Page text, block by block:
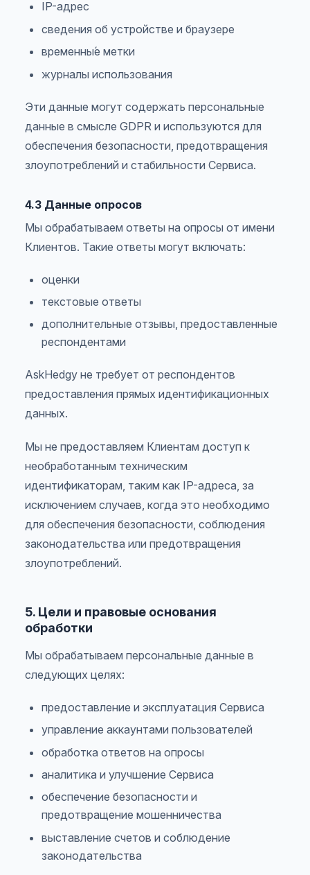
IP-адрес
сведения об устройстве и браузере
временны́е метки
журналы использования
Эти данные могут содержать персональные
данные в смысле GDPR и используются для
обеспечения безопасности, предотвращения
злоупотреблений и стабильности Сервиса.
4.3 Данные опросов
Мы обрабатываем ответы на опросы от имени
Клиентов. Такие ответы могут включать:
оценки
текстовые ответы
дополнительные отзывы, предоставленные
респондентами
AskHedgy не требует от респондентов
предоставления прямых идентификационных
данных.
Мы не предоставляем Клиентам доступ к
необработанным техническим
идентификаторам, таким как IP-адреса, за
исключением случаев, когда это необходимо
для обеспечения безопасности, соблюдения
законодательства или предотвращения
злоупотреблений.
5. Цели и правовые основания
обработки
Мы обрабатываем персональные данные в
следующих целях:
предоставление и эксплуатация Сервиса
управление аккаунтами пользователей
обработка ответов на опросы
аналитика и улучшение Сервиса
обеспечение безопасности и
предотвращение мошенничества
выставление счетов и соблюдение
законодательства